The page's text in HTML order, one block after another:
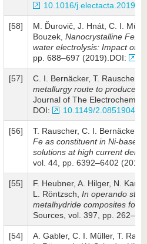
10.1016/
[58]
M. Ďurovič, J. Hnát, C. I.
Bouzek, Nanocrystalline Fe60
water electrolysis: Impact of a
pp. 688–697 (2019).DOI:
[57]
C. I. Bernäcker, T. Rauscher,
metallurgy route to produce
Journal of The
DOI:
10.1149/2.0851904jes
[56]
T. Rauscher, C. I. Bernäcker,
Fe as constituent in Ni-base
solutions at high current
vol. 44, pp. 6392–6402
[55]
F. Heubner, A. Hilger, N.
L. Röntzsch, In operando
metalhydride composites for
Sources, vol. 397, pp.
[54]
A. Gabler, C. I. Müller, T.